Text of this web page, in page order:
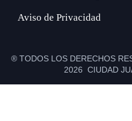
Aviso de Privacidad
® TODOS LOS DERECHOS
2026 CIUDAD